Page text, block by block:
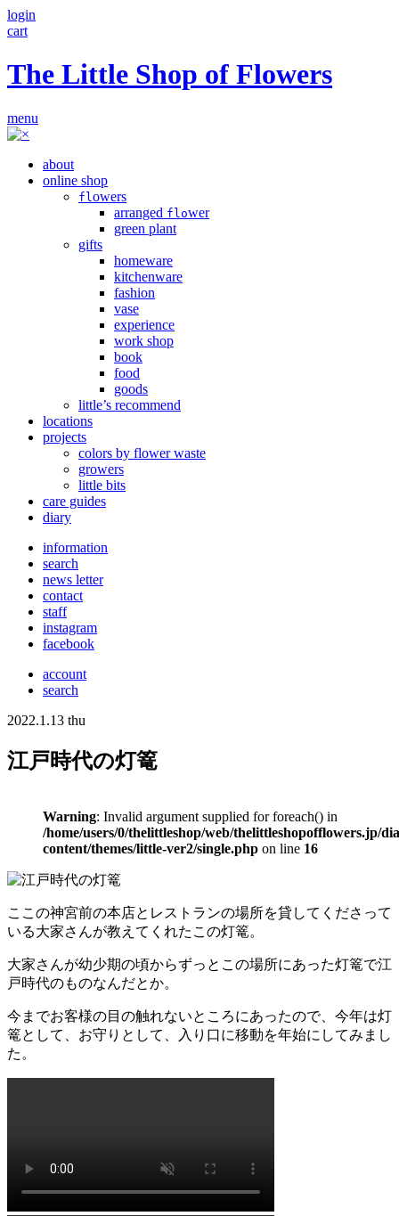
login
cart
The Little Shop of Flowers
menu
about
online shop
fl owers
arranged flower
green plant
gifts
homeware
kitchenware
fashion
vase
experience
work shop
book
food
goods
little’s recommend
locations
projects
colors by flower waste
growers
little bits
care guides
diary
information
search
news letter
contact
staff
instagram
facebook
account
search
2022.1.13 thu
江戸時代の灯篭
Warning: Invalid argument supplied for foreach() in
/home/users/0/thelittleshop/web/thelittleshopofflowers.jp/
content/themes/little-ver2/single.php on line 16
ここの神宮前の本店とレストランの場所を貸してくださって
いる大家さんが教えてくれたこの灯篭。
大家さんが幼少期の頃からずっとこの場所にあった灯篭で江
戸時代のものなんだとか。
今までお客様の目の触れないところにあったので、今年は灯
篭として、お守りとして、入り口に移動を年始にしてみまし
た。